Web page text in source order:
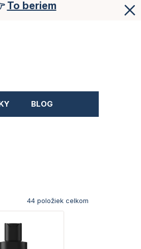
To beriem
BLOG
44 položiek celkom